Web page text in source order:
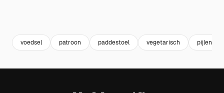
voedsel patroon paddestoel vegetarisch pijlen